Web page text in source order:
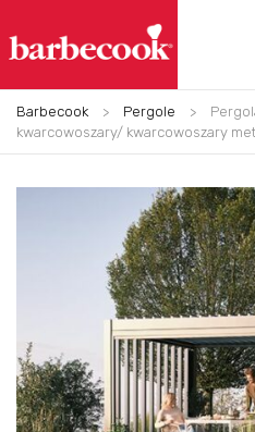
Barbecook > Pergole >
kwarcowoszary/ kwarcowoszary